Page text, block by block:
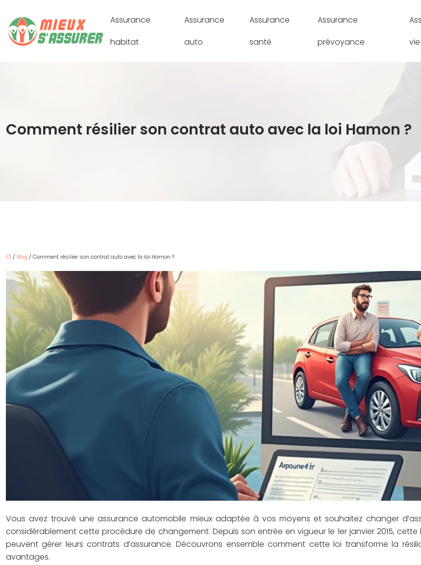
Assurance
habitat
Assurance
auto
Assurance
santé
Assurance
prévoyance
vie
Comment résilier son contrat auto avec la loi Hamon ?
/ Blog / Comment résilier son contrat auto avec la loi Hamon ?
Vous avez trouvé une assurance automobile mieux adaptée à vos moyens et souhaitez changer
considérablement cette procédure de changement. Depuis son entrée en vigueur le 1er janvier 2015,
peuvent gérer leurs contrats d’assurance. Découvrons ensemble comment cette loi transforme la
avantages.